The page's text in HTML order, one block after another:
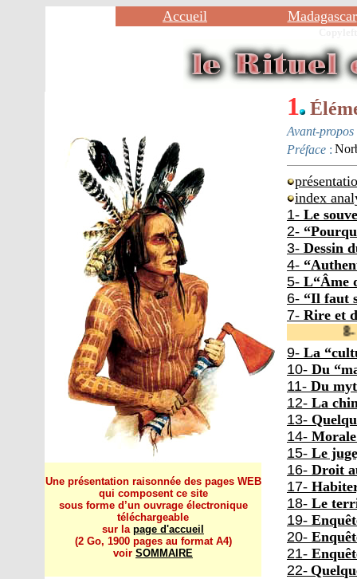
Accueil Madagascar
1
Avant-propos
Préface :
index
1- Le
2-
3- Dessin
4-
5- L“Âme
6- “Il faut
7- Rire et
8-
9- La
10- Du
11- Du
12- La
13-
14-
15- Le
16- Droit
17-
18- Le
19-
20-
21-
22-
Une présentation raisonnée des pages WEB
qui composent ce site
sous forme d’un ouvrage électronique
téléchargeable
sur la page d'accueil
(2 Go, 1900 pages au format A4)
voir SOMMAIRE